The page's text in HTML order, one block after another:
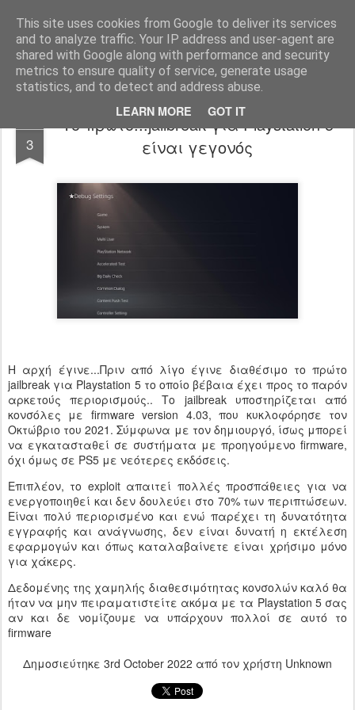
This site uses cookies from Google to deliver its services
and to analyze traffic. Your IP address and user-agent are
shared with Google along with performance and security
metrics to ensure quality of service, generate usage
statistics, and to detect and address abuse.
LEARN MORE GOT IT
www.psjailbreak.gr Καλωσήρθατε στο No1 site για τις κονσόλες Playstation στην Ελλάδα
Pages
3
Το πρώτο...jailbreak για Playstation 5
είναι γεγονός
H αρχή έγινε...Πριν από λίγο έγινε διαθέσιμο το πρώτο
jailbreak για Playstation 5 το οποίο βέβαια έχει προς το παρόν
αρκετούς περιορισμούς.. Το jailbreak υποστηρίζεται από
κονσόλες με firmware version 4.03, που κυκλοφόρησε τον
Οκτώβριο του 2021. Σύμφωνα με τον δημιουργό, ίσως μπορεί
να εγκατασταθεί σε συστήματα με προηγούμενο firmware,
όχι όμως σε PS5 με νεότερες εκδόσεις.
Επιπλέον, το exploit απαιτεί πολλές προσπάθειες για να
ενεργοποιηθεί και δεν δουλεύει στο 70% των περιπτώσεων.
Είναι πολύ περιορισμένο και ενώ παρέχει τη δυνατότητα
εγγραφής και ανάγνωσης, δεν είναι δυνατή η εκτέλεση
εφαρμογών και όπως καταλαβαίνετε είναι χρήσιμο μόνο
για χάκερς.
Δεδομένης της χαμηλής διαθεσιμότητας κονσολών καλό θα
ήταν να μην πειραματιστείτε ακόμα με τα Playstation 5 σας
αν και δε νομίζουμε να υπάρχουν πολλοί σε αυτό το
firmware
Δημοσιεύτηκε 3rd October 2022 από τον χρήστη Unknown